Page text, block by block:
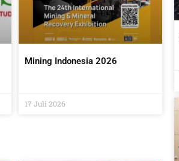
Mining Indonesia 2026
17 Juli 2026